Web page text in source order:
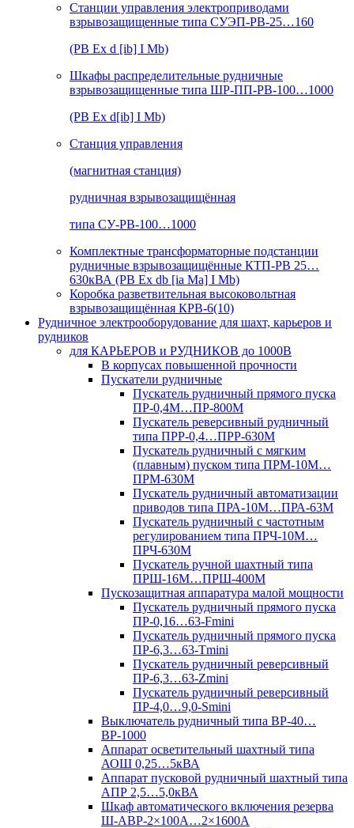
Станции управления электроприводами
взрывозащищенные типа СУЭП-РВ-25…160
(РВ Ex d [ib] I Mb)
Шкафы распределительные рудничные
взрывозащищенные типа ШР-ПП-РВ-100…1000
(РВ Ex d[ib] I Mb)
Станция управления
(магнитная станция)
рудничная взрывозащищённая
типа СУ-РВ-100…1000
Комплектные трансформаторные подстанции
рудничные взрывозащищённые КТП-РВ 25…
630кВА (РВ Ex db [ia Ma] I Mb)
Коробка разветвительная высоковольтная
взрывозащищённая КРВ-6(10)
Рудничное электрооборудование для шахт, карьеров и
рудников
для КАРЬЕРОВ и РУДНИКОВ до 1000В
В корпусах повышенной прочности
Пускатели рудничные
Пускатель рудничный прямого пуска
ПР-0,4М…ПР-800М
Пускатель реверсивный рудничный
типа ПРР-0,4…ПРР-630М
Пускатель рудничный с мягким
(плавным) пуском типа ПРМ-10М…
ПРМ-630М
Пускатель рудничный автоматизации
приводов типа ПРА-10М…ПРА-63М
Пускатель рудничный с частотным
регулированием типа ПРЧ-10М…
ПРЧ-630М
Пускатель ручной шахтный типа
ПРШ-16М…ПРШ-400М
Пускозащитная аппаратура малой мощности
Пускатель рудничный прямого пуска
ПР-0,16…63-Fmini
Пускатель рудничный прямого пуска
ПР-6,3…63-Tmini
Пускатель рудничный реверсивный
ПР-6,3…63-Zmini
Пускатель рудничный реверсивный
ПР-4,0…9,0-Smini
Выключатель рудничный типа ВР-40…
ВР-1000
Аппарат осветительный шахтный типа
АОШ 0,25…5кВА
Аппарат пусковой рудничный шахтный типа
АПР 2,5…5,0кВА
Шкаф автоматического включения резерва
Ш-АВР-2×100А…2×1600А